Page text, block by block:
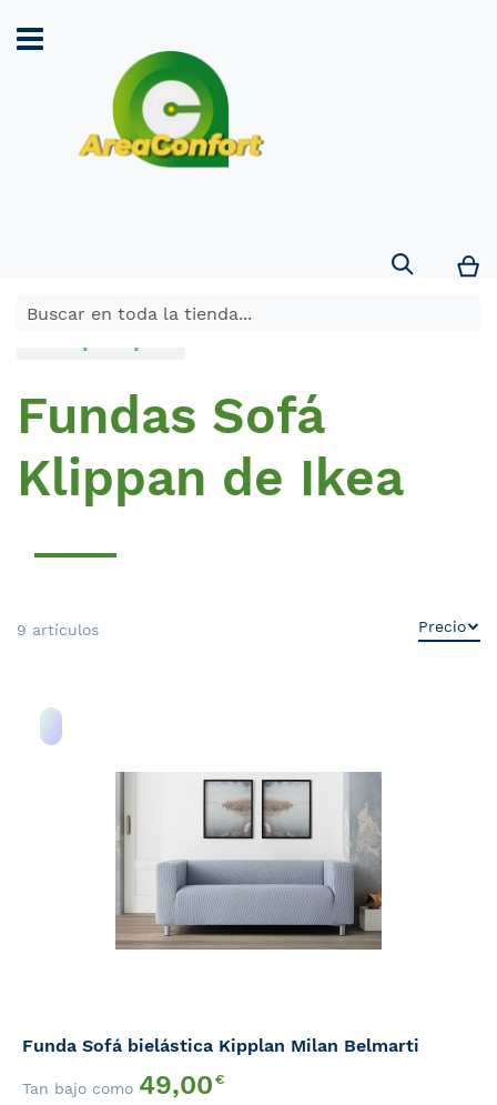
Search
Fundas Sofá
Klippan de Ikea
9 artículos
Funda Sofá bielástica Kipplan Milan Belmarti
Tan bajo como 49,00€